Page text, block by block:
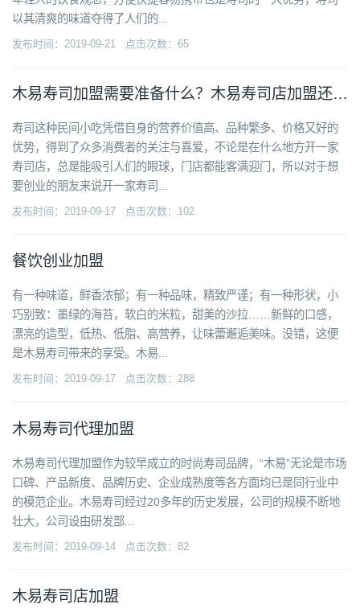
以其清爽的味道夺得了人们的...
发布时间：2019-09-21 点击次数：65
木易寿司加盟需要准备什么？木易寿司店加盟还有哪些要注意的问题？
寿司这种民间小吃凭借自身的营养价值高、品种繁多、价格又好的
优势，得到了众多消费者的关注与喜爱，不论是在什么地方开一家
寿司店，总是能吸引人们的眼球，门店都能客满迎门，所以对于想
要创业的朋友来说开一家寿司...
发布时间：2019-09-17 点击次数：102
餐饮创业加盟
有一种味道，鲜香浓郁；有一种品味，精致严谨；有一种形状，小
巧别致：墨绿的海苔，软白的米粒，甜美的沙拉……新鲜的口感，
漂亮的造型，低热、低脂、高营养，让味蕾邂逅美味。没错，这便
是木易寿司带来的享受。木易...
发布时间：2019-09-17 点击次数：288
木易寿司代理加盟
木易寿司代理加盟作为较早成立的时尚寿司品牌，“木易”无论是市场
口碑、产品新度、品牌历史、企业成熟度等各方面均已是同行业中
的模范企业。木易寿司经过20多年的历史发展，公司的规模不断地
壮大，公司设由研发部...
发布时间：2019-09-14 点击次数：82
木易寿司店加盟